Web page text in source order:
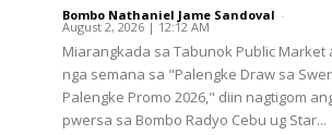
Bombo Nathaniel Jame Sandoval -
August 2, 2026 | 12:12 AM
Miarangkada sa Tabunok Public Market
nga semana sa "Palengke Draw sa
Palengke Promo 2026," diin nagtigom
pwersa sa Bombo Radyo Cebu ug Star...